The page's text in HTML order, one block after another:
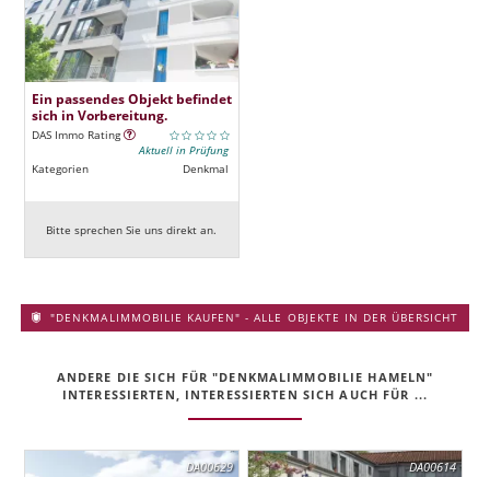
Ein passendes Objekt befindet
sich in Vorbereitung.
DAS Immo Rating
Aktuell in Prüfung
Kategorien
Denkmal
Bitte sprechen Sie uns direkt an.
"DENKMALIMMOBILIE KAUFEN" - ALLE OBJEKTE IN DER ÜBERSICHT
ANDERE DIE SICH FÜR "DENKMALIMMOBILIE HAMELN"
INTERESSIERTEN, INTERESSIERTEN SICH AUCH FÜR ...
DA00629 DA00614